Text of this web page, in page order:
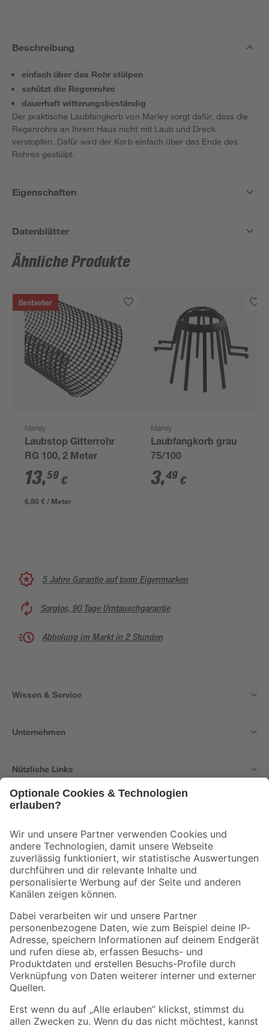
Beschreibung
einfach über das Rohr stülpen
schützt die Regenrohre
dauerhaft witterungsbeständig
Der praktische Laubfangkorb von Marley sorgt dafür, dass die
Regenrohre an Ihrem Haus nicht mit Laub und Dreck
verstopfen. Dafür wird der Korb einfach über das Ende des
Rohres gestülpt.
Eigenschaften
Datenblätter
Ähnliche Produkte
Bestseller
Marley
Laubstop Gitterrohr
RG 100, 2 Meter
13,59 €
6,80 € / Meter
Marley
Laubfangkorb grau
75/100
3,49 €
5 Jahre Garantie auf toom Eigenmarken
Sorglos, 90 Tage Umtauschgarantie
Abholung im Markt in 2 Stunden
Wissen & Service
Unternehmen
Nützliche Links
Der toom Newsletter: Keine Angebote und Aktionen mehr verpassen!
Zur Newsletter Anmeldung
Folge uns
Zahlungsarten Versandarten
Sicher einkaufen